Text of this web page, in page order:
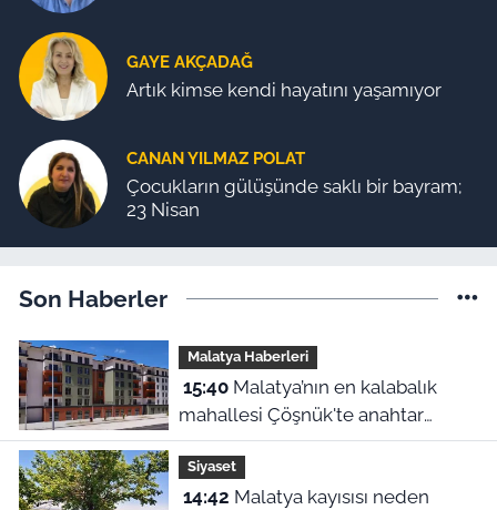
GAYE AKÇADAĞ
Artık kimse kendi hayatını yaşamıyor
CANAN YILMAZ POLAT
Çocukların gülüşünde saklı bir bayram;
23 Nisan
Son Haberler
Malatya Haberleri
15:40Malatya’nın en kalabalık
mahallesi Çöşnük'te anahtar
teslimi ne zaman?
Siyaset
14:42